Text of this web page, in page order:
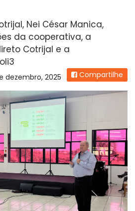
Nei César Manica,
da cooperativa, a
Cotrijal e a
dezembro, 2025 Compartilhe